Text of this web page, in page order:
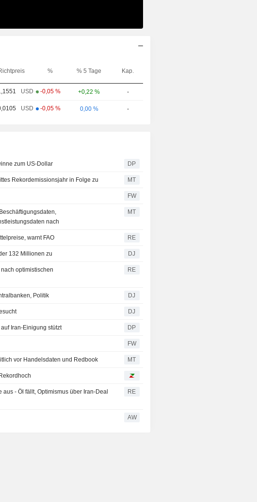
% % 5 Tage Kap.
USD -0,05 % +0,22 % -
USD -0,05 % 0,00 % -
zum US-Dollar DP
Rekordemissionsjahr in Folge zu MT
FW
nach
MT
warnt FAO RE
132 Millionen zu DJ
optimistischen
RE
Politik DJ
DJ
Iran-Einigung stützt DP
FW
vor Handelsdaten und Redbook MT
- Öl fällt, Optimismus über Iran-Deal
RE
AW